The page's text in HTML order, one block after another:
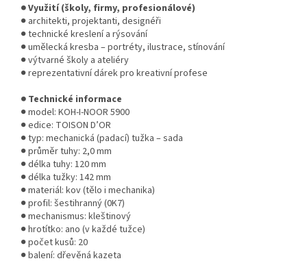
● Využití (školy, firmy, profesionálové)
● architekti, projektanti, designéři
● technické kreslení a rýsování
● umělecká kresba – portréty, ilustrace, stínování
● výtvarné školy a ateliéry
● reprezentativní dárek pro kreativní profese
● Technické informace
● model: KOH-I-NOOR 5900
● edice: TOISON D’OR
● typ: mechanická (padací) tužka – sada
● průměr tuhy: 2,0 mm
● délka tuhy: 120 mm
● délka tužky: 142 mm
● materiál: kov (tělo i mechanika)
● profil: šestihranný (0K7)
● mechanismus: kleštinový
● hrotítko: ano (v každé tužce)
● počet kusů: 20
● balení: dřevěná kazeta